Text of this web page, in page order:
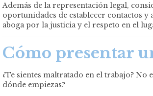
Además de la representación legal,
oportunidades de establecer contactos
aboga por la justicia y el respeto en el
Cómo presentar
¿Te sientes maltratado en el trabajo? No
dónde empiezas?